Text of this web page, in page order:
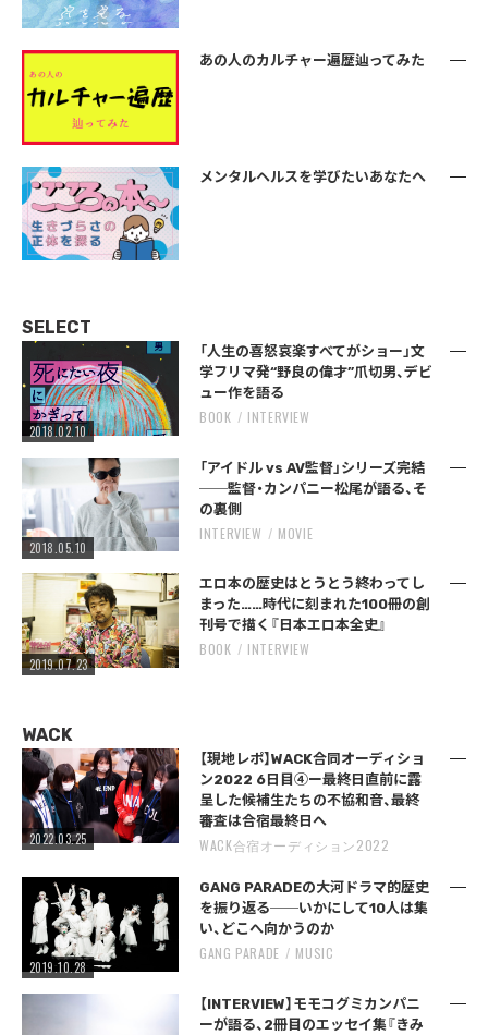
あの人のカルチャー遍歴辿ってみた
メンタルヘルスを学びたいあなたへ
SELECT
2018.02.10
「人生の喜怒哀楽すべてがショー」文
学フリマ発“野良の偉才”爪切男、デビ
ュー作を語る
BOOK INTERVIEW
2018.05.10
「アイドル vs AV監督」シリーズ完結
──監督・カンパニー松尾が語る、そ
の裏側
INTERVIEW MOVIE
2019.07.23
エロ本の歴史はとうとう終わってし
まった……時代に刻まれた100冊の創
刊号で描く『日本エロ本全史』
BOOK INTERVIEW
WACK
2022.03.25
【現地レポ】WACK合同オーディショ
ン2022 6日目④ー最終日直前に露
呈した候補生たちの不協和音、最終
審査は合宿最終日へ
WACK合宿オーディション2022
2019.10.28
GANG PARADEの大河ドラマ的歴史
を振り返る──いかにして10人は集
い、どこへ向かうのか
GANG PARADE MUSIC
【INTERVIEW】モモコグミカンパニ
ーが語る、2冊目のエッセイ集『きみ